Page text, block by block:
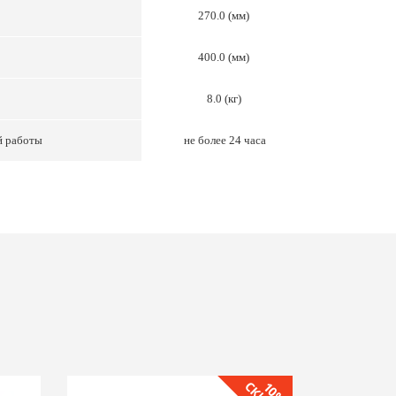
270.0 (мм)
400.0 (мм)
8.0 (кг)
работы не более 24 часа